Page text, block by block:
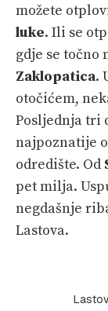
možete
luke. Ili se
gdje se
Zaklopatica.
otočićem,
Posljednja tri
najpoznatije
odredište. Od
pet milja.
negdašnje
Lastova.